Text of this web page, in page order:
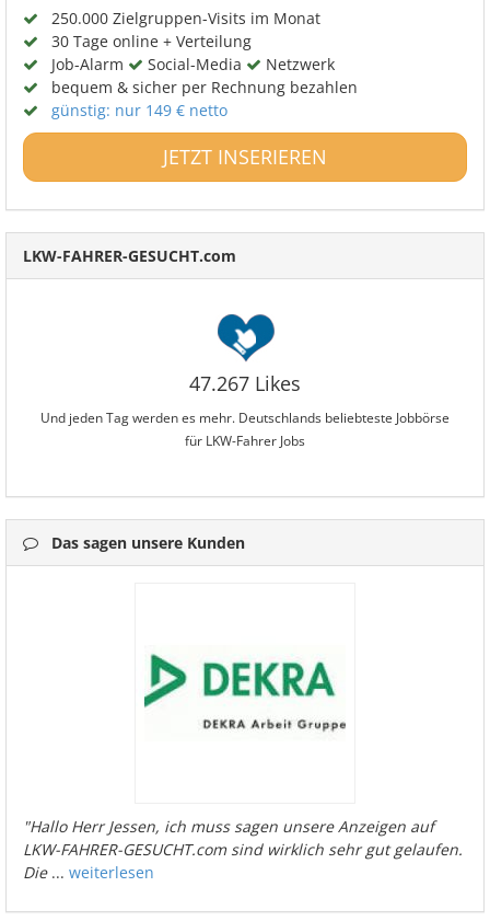
250.000 Zielgruppen-Visits im Monat
30 Tage online + Verteilung
Job-Alarm
Social-Media
Netzwerk
bequem & sicher per Rechnung bezahlen
günstig: nur 149 € netto
JETZT INSERIEREN
LKW-FAHRER-GESUCHT.com
47.267 Likes
Und jeden Tag werden es mehr. Deutschlands beliebteste Jobbörse
für LKW-Fahrer Jobs
Das sagen unsere Kunden
"Hallo Herr Jessen, ich muss sagen unsere Anzeigen auf
LKW-FAHRER-GESUCHT.com sind wirklich sehr gut gelaufen.
Die... weiterlesen